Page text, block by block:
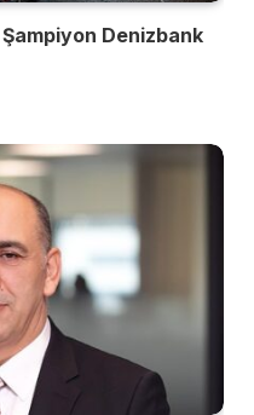
Denizbank